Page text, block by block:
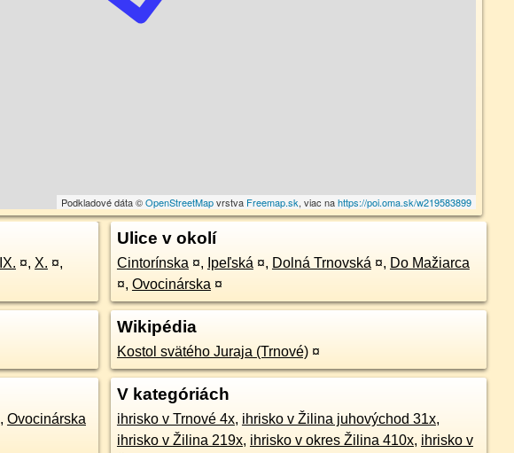
Podkladové dáta ©OpenStreetMapvrstva Freemap.sk, viac nahttps://poi.oma.sk/w219583899
IX. ¤, X. ¤,
, Ovocinárska
Ulice v okolí
Cintorínska ¤, Ipeľská ¤, Dolná Trnovská ¤, Do Mažiarca
¤, Ovocinárska ¤
Wikipédia
Kostol svätého Juraja (Trnové) ¤
V kategóriách
ihrisko v Trnové 4x, ihrisko v Žilina juhovýchod 31x,
ihrisko v Žilina 219x, ihrisko v okres Žilina 410x, ihrisko v